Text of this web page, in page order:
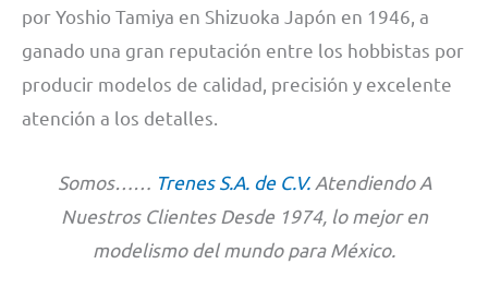
por Yoshio Tamiya en Shizuoka Japón en 1946, a
ganado una gran reputación entre los hobbistas por
producir modelos de calidad, precisión y excelente
atención a los detalles.
Somos…… Trenes S.A. de C.V.Atendiendo A
Nuestros Clientes Desde 1974, lo mejor en
modelismo del mundo para México.